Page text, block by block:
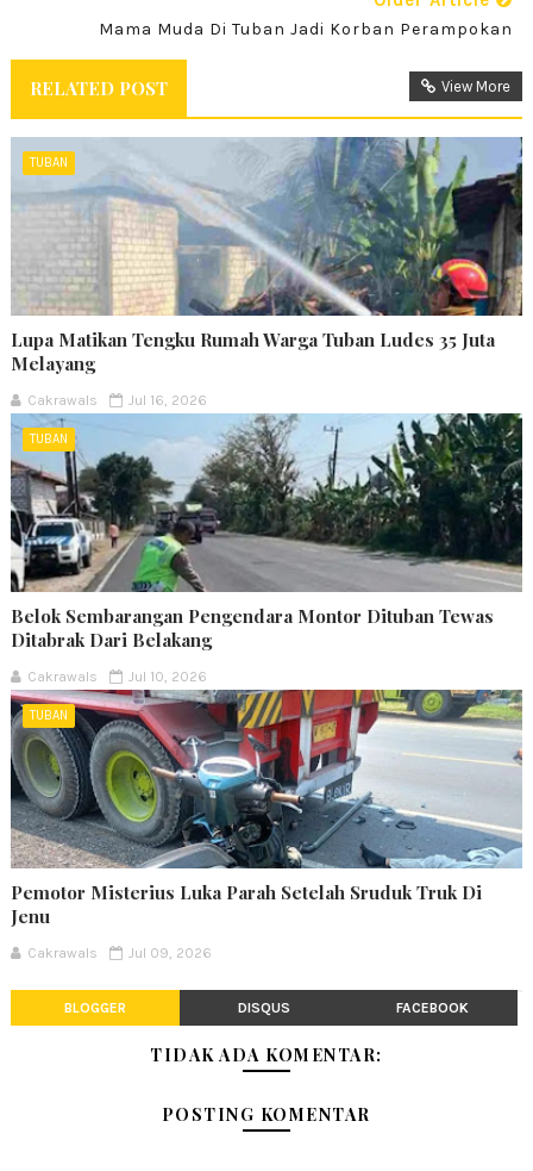
Mama Muda Di Tuban Jadi Korban Perampokan
RELATED POST View More
TUBAN
Lupa Matikan Tengku Rumah Warga Tuban Ludes 35 Juta
Melayang
Cakrawals Jul 16, 2026
TUBAN
Belok Sembarangan Pengendara Montor Dituban Tewas
Ditabrak Dari Belakang
Cakrawals Jul 10, 2026
TUBAN
Pemotor Misterius Luka Parah Setelah Sruduk Truk Di
Jenu
Cakrawals Jul 09, 2026
BLOGGER DISQUS FACEBOOK
TIDAK ADA KOMENTAR:
POSTING KOMENTAR